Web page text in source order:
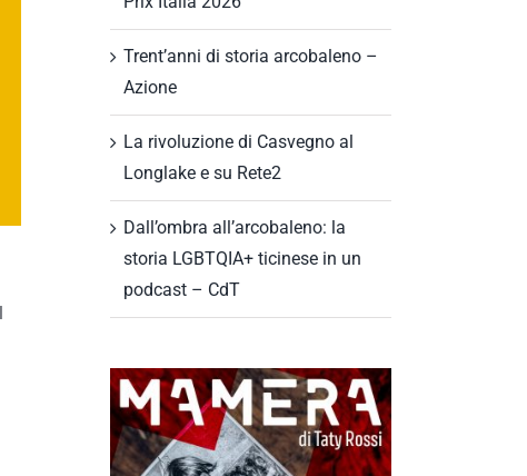
Trent’anni di storia arcobaleno –
Azione
La rivoluzione di Casvegno al
Longlake e su Rete2
Dall’ombra all’arcobaleno: la
storia LGBTQIA+ ticinese in un
podcast – CdT